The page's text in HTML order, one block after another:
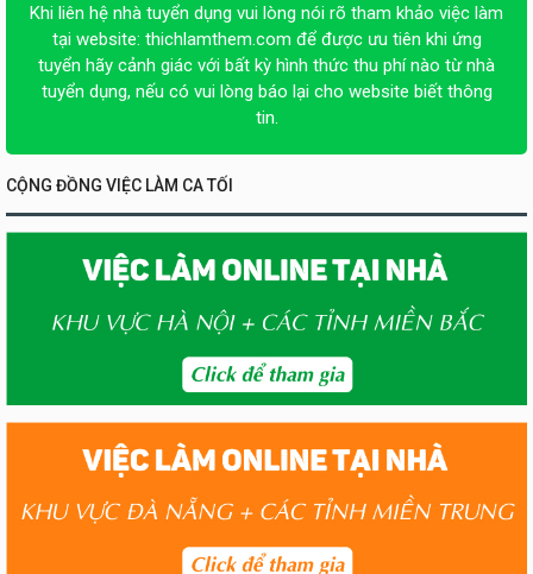
Khi liên hệ nhà tuyển dụng vui lòng nói rõ tham khảo việc làm
tại website: thichlamthem.com để được ưu tiên khi ứng
tuyển hãy cảnh giác với bất kỳ hình thức thu phí nào từ nhà
tuyển dụng, nếu có vui lòng báo lại cho website biết thông
tin.
CỘNG ĐỒNG VIỆC LÀM CA TỐI